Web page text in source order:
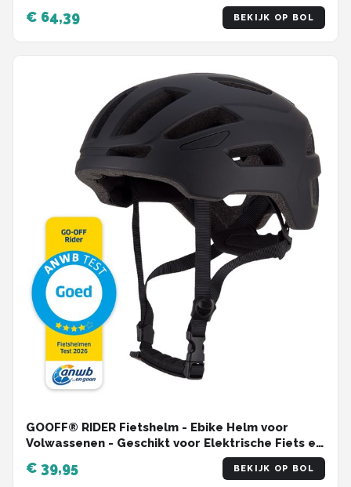
€ 64,39 BEKIJK OP BOL
GOOFF® RIDER Fietshelm - Ebike Helm voor
Volwassenen - Geschikt voor Elektrische Fiets en
Racefiets - Dames en Heren - Zwart - L
€ 39,95 BEKIJK OP BOL